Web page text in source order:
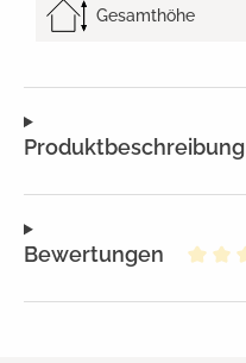
Produktbeschreibung
Bewertungen
Gesamthöhe